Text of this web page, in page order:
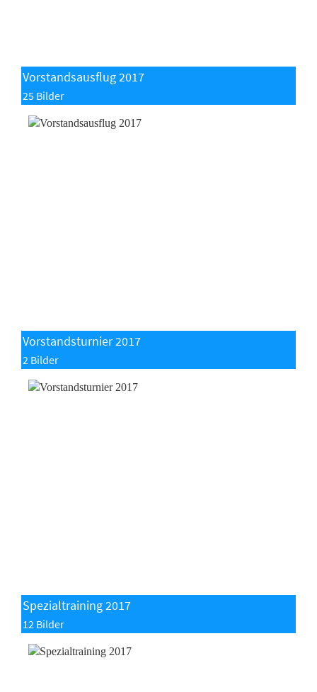
Vorstandsausflug 2017
25 Bilder
Vorstandsturnier 2017
2 Bilder
Spezialtraining 2017
12 Bilder